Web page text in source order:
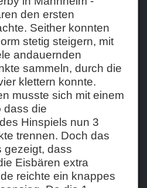
den ersten
Seither konnten
stetig steigern, mit
andauernden
sammeln, durch die
klettern konnte.
musste sich mit einem
dass die
Hinspiels nun 3
trennen. Doch das
gezeigt, dass
Eisbären extra
reichte ein knappes